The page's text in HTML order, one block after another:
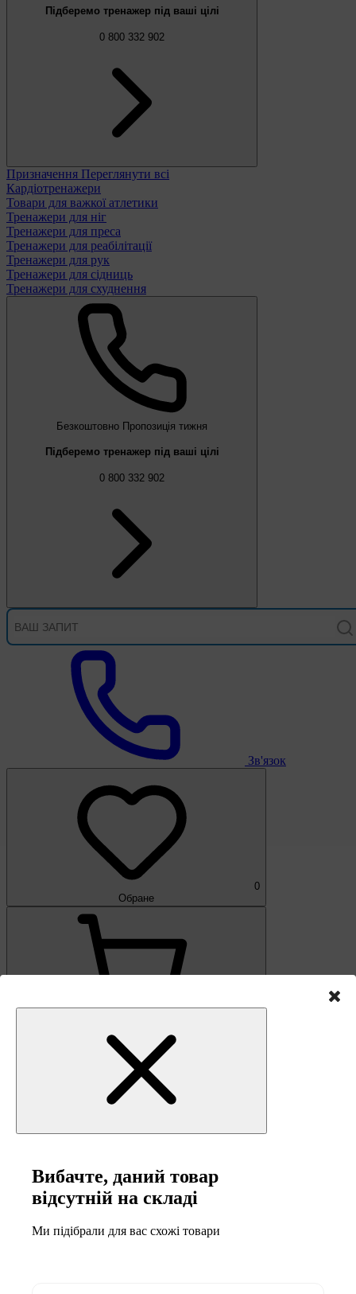
Підберемо тренажер під ваші цілі
0 800 332 902
Призначення Переглянути всі
Кардіотренажери
Товари для важкої атлетики
Тренажери для ніг
Тренажери для преса
Тренажери для реабілітації
Тренажери для рук
Тренажери для сідниць
Тренажери для схуднення
Безкоштовно Пропозиція тижня
Підберемо тренажер під ваші цілі
0 800 332 902
Зв'язок
0
Обране
Вибачте, даний товар
відсутній на складі
Ми підібрали для вас схожі товари